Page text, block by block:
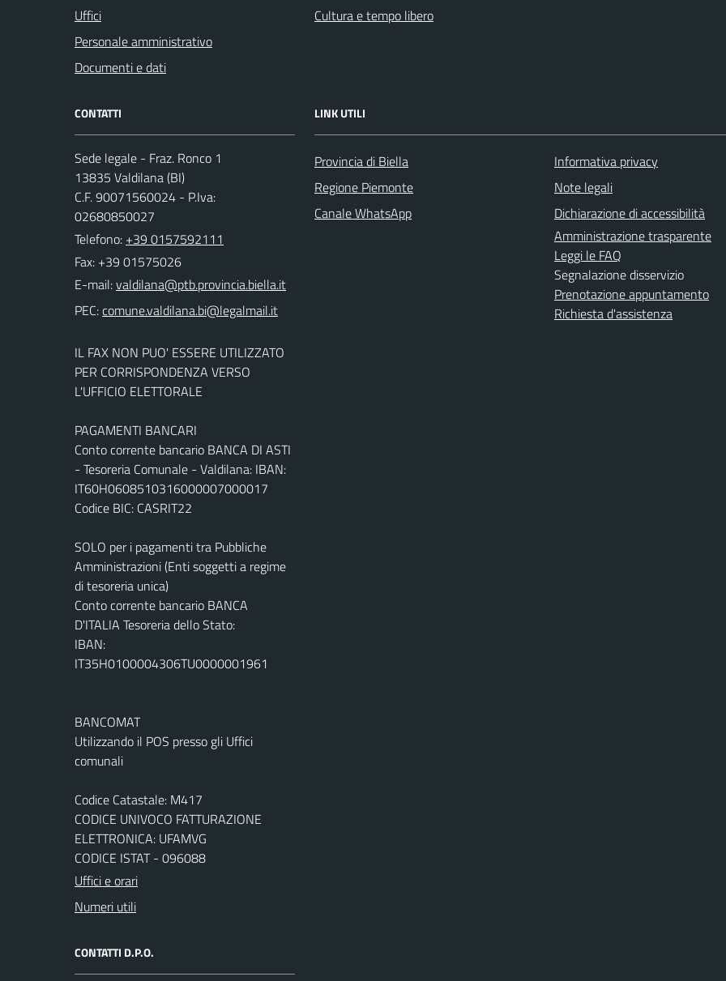
Uffici
Personale amministrativo
Documenti e dati
Cultura e tempo libero
CONTATTI
Sede legale - Fraz. Ronco 1
13835 Valdilana (BI)
C.F. 90071560024 - P.Iva:
02680850027
Telefono: +39 0157592111
Fax: +39 01575026
E-mail:
PEC:
IL FAX NON PUO' ESSERE UTILIZZATO
PER CORRISPONDENZA VERSO
L'UFFICIO ELETTORALE
PAGAMENTI BANCARI
Conto corrente bancario BANCA DI ASTI
- Tesoreria Comunale - Valdilana: IBAN:
IT60H0608510316000007000017
Codice BIC: CASRIT22
SOLO per i pagamenti tra Pubbliche
Amministrazioni (Enti soggetti a regime
di tesoreria unica)
Conto corrente bancario BANCA
D'ITALIA Tesoreria dello Stato:
IBAN:
IT35H0100004306TU0000001961
BANCOMAT
Utilizzando il POS presso gli Uffici
comunali
Codice Catastale: M417
CODICE UNIVOCO FATTURAZIONE
ELETTRONICA: UFAMVG
CODICE ISTAT - 096088
Uffici e orari
Numeri utili
CONTATTI D.P.O.
LINK UTILI
Provincia di Biella
Regione Piemonte
Canale WhatsApp
Informativa privacy
Note legali
Dichiarazione di accessibilità
Amministrazione trasparente
Leggi le FAQ
Segnalazione disservizio
Prenotazione appuntamento
Richiesta d'assistenza